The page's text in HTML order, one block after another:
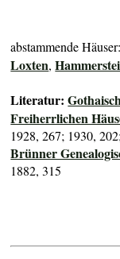
abstammende
Loxten,
Literatur:
Freiherrlichen
1928, 267; 1930,
Brünner
1882, 315